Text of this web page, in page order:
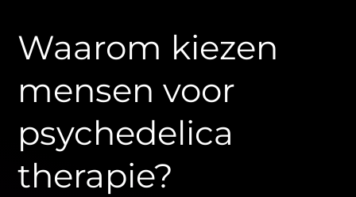
Waarom kiezen
mensen voor
psychedelica
therapie?